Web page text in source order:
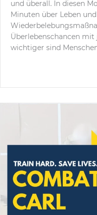
und überall. In diesen
Minuten über Leben
Überlebenschancen
wichtiger sind